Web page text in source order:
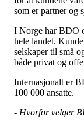
som er partner og
I Norge har BDO
hele landet.
selskaper til små
både privat og
Internasjonalt er
100 000 ansatte.
- Hvorfor velger